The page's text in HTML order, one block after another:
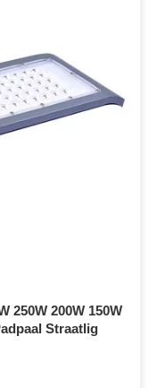
250W 200W 150W
Straatlig